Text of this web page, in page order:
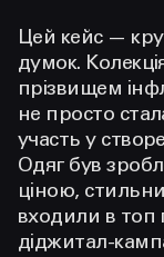
Цей кейс —
думок.
прізвищем
не просто
участь у
Одяг був
ціною,
входили в топ
діджитал-